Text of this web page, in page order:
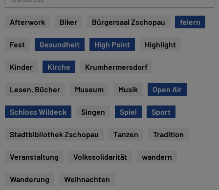
e
Afterwork Biker Bürgersaal Zschopau feiern
Fest Gesundheit High Point Highlight
Kinder Kirche Krumhermersdorf
Lesen, Bücher Museum Musik Open Air
Schloss Wildeck Singen Spiel Sport
Stadtbibliothek Zschopau Tanzen Tradition
Veranstaltung Volkssolidarität wandern
Wanderung Weihnachten